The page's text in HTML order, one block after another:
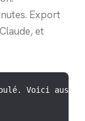
Export
et
Voici